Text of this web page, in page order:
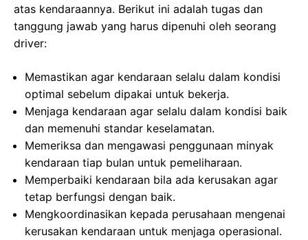
atas kendaraannya. Berikut ini adalah tugas dan
tanggung jawab yang harus dipenuhi oleh seorang
driver:
Memastikan agar kendaraan selalu dalam kondisi
optimal sebelum dipakai untuk bekerja.
Menjaga kendaraan agar selalu dalam kondisi baik
dan memenuhi standar keselamatan.
Memeriksa dan mengawasi penggunaan minyak
kendaraan tiap bulan untuk pemeliharaan.
Memperbaiki kendaraan bila ada kerusakan agar
tetap berfungsi dengan baik.
Mengkoordinasikan kepada perusahaan mengenai
kerusakan kendaraan untuk menjaga operasional.